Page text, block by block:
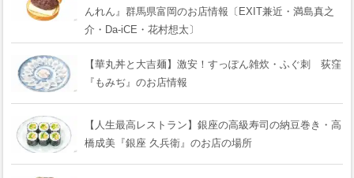
んれん』群馬県富岡のお店情報〔EXIT兼近・満島真之
介・Da-iCE・花村想太〕
【華丸丼と大吉麺】激安！すっぽん雑炊・ふぐ刺 荻窪
『もみぢ』のお店情報
【人生最高レストラン】銀座の高級寿司の納豆巻き・高
橋成美『銀座 久兵衛』のお店の場所